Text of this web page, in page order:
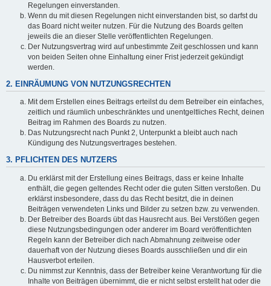
Regelungen einverstanden.
Wenn du mit diesen Regelungen nicht einverstanden bist, so darfst du
das Board nicht weiter nutzen. Für die Nutzung des Boards gelten
jeweils die an dieser Stelle veröffentlichten Regelungen.
Der Nutzungsvertrag wird auf unbestimmte Zeit geschlossen und kann
von beiden Seiten ohne Einhaltung einer Frist jederzeit gekündigt
werden.
2. EINRÄUMUNG VON NUTZUNGSRECHTEN
Mit dem Erstellen eines Beitrags erteilst du dem Betreiber ein einfaches,
zeitlich und räumlich unbeschränktes und unentgeltliches Recht, deinen
Beitrag im Rahmen des Boards zu nutzen.
Das Nutzungsrecht nach Punkt 2, Unterpunkt a bleibt auch nach
Kündigung des Nutzungsvertrages bestehen.
3. PFLICHTEN DES NUTZERS
Du erklärst mit der Erstellung eines Beitrags, dass er keine Inhalte
enthält, die gegen geltendes Recht oder die guten Sitten verstoßen. Du
erklärst insbesondere, dass du das Recht besitzt, die in deinen
Beiträgen verwendeten Links und Bilder zu setzen bzw. zu verwenden.
Der Betreiber des Boards übt das Hausrecht aus. Bei Verstößen gegen
diese Nutzungsbedingungen oder anderer im Board veröffentlichten
Regeln kann der Betreiber dich nach Abmahnung zeitweise oder
dauerhaft von der Nutzung dieses Boards ausschließen und dir ein
Hausverbot erteilen.
Du nimmst zur Kenntnis, dass der Betreiber keine Verantwortung für die
Inhalte von Beiträgen übernimmt, die er nicht selbst erstellt hat oder die